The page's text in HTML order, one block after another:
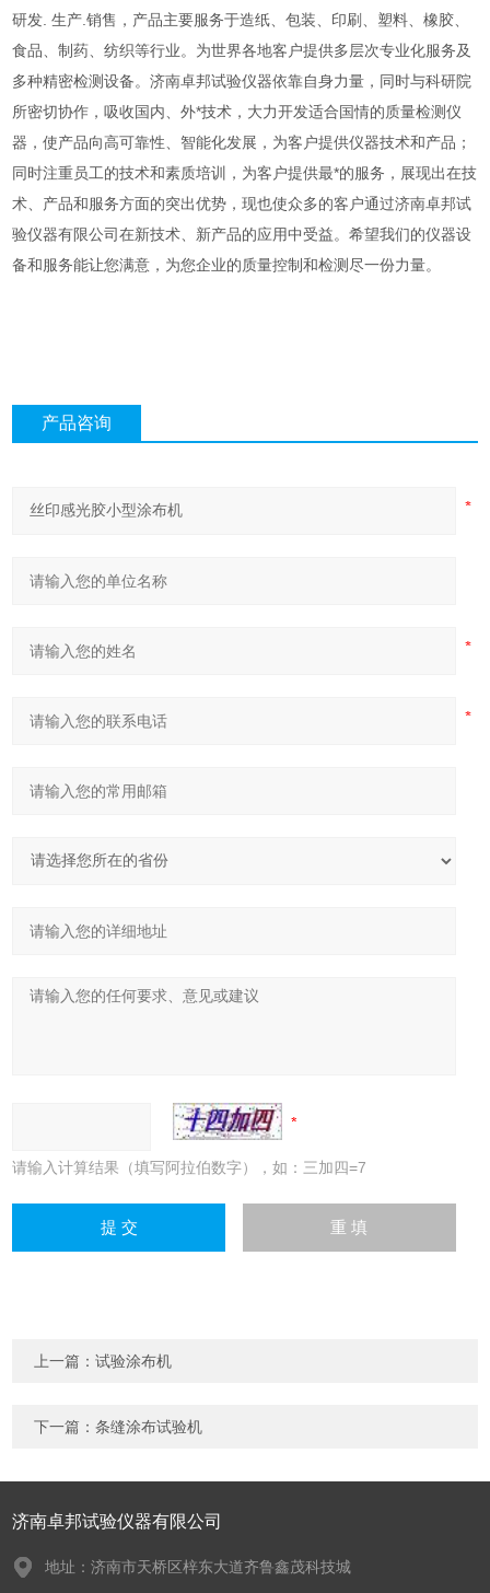
研发. 生产.销售，产品主要服务于造纸、包装、印刷、塑料、橡胶、
食品、制药、纺织等行业。为世界各地客户提供多层次专业化服务及
多种精密检测设备。济南卓邦试验仪器依靠自身力量，同时与科研院
所密切协作，吸收国内、外*技术，大力开发适合国情的质量检测仪
器，使产品向高可靠性、智能化发展，为客户提供仪器技术和产品；
同时注重员工的技术和素质培训，为客户提供最*的服务，展现出在技
术、产品和服务方面的突出优势，现也使众多的客户通过济南卓邦试
验仪器有限公司在新技术、新产品的应用中受益。希望我们的仪器设
备和服务能让您满意，为您企业的质量控制和检测尽一份力量。
产品咨询
请输入计算结果（填写阿拉伯数字），如：三加四=7
上一篇：试验涂布机
下一篇：条缝涂布试验机
济南卓邦试验仪器有限公司
地址：济南市天桥区梓东大道齐鲁鑫茂科技城